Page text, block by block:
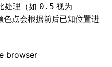
处理（如 0.5 视为
色点会根据前后已知位置进
browser